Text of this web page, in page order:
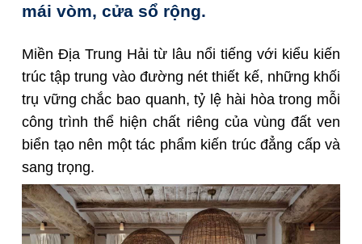
mái vòm, cửa sổ rộng.
Miền Địa Trung Hải từ lâu nổi tiếng với kiểu kiến
trúc tập trung vào đường nét thiết kế, những khối
trụ vững chắc bao quanh, tỷ lệ hài hòa trong mỗi
công trình thể hiện chất riêng của vùng đất ven
biển tạo nên một tác phẩm kiến trúc đẳng cấp và
sang trọng.